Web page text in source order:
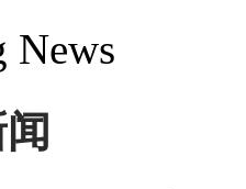
News